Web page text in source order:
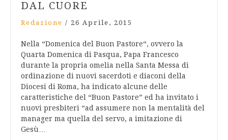
DAL CUORE
Redazione / 26 Aprile, 2015
Nella “Domenica del Buon Pastore“, ovvero la
Quarta Domenica di Pasqua, Papa Francesco
durante la propria omelia nella Santa Messa di
ordinazione di nuovi sacerdoti e diaconi della
Diocesi di Roma, ha indicato alcune delle
caratteristiche del “Buon Pastore” ed ha invitato i
nuovi presbiteri “ad assumere non la mentalità del
manager ma quella del servo, a imitazione di
Gesù…